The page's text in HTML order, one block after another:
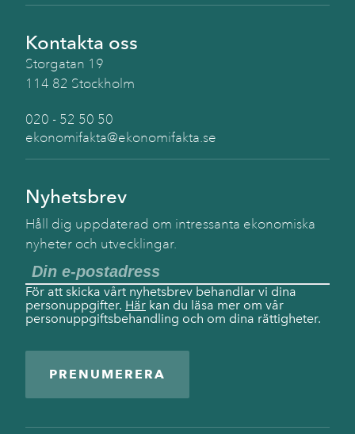
Kontakta oss
Storgatan 19
114 82 Stockholm
020 - 52 50 50
ekonomifakta@ekonomifakta.se
Nyhetsbrev
Håll dig uppdaterad om intressanta ekonomiska
nyheter och utvecklingar.
För att skicka vårt nyhetsbrev behandlar vi dina
personuppgifter. Här kan du läsa mer om vår
personuppgiftsbehandling och om dina rättigheter.
PRENUMERERA